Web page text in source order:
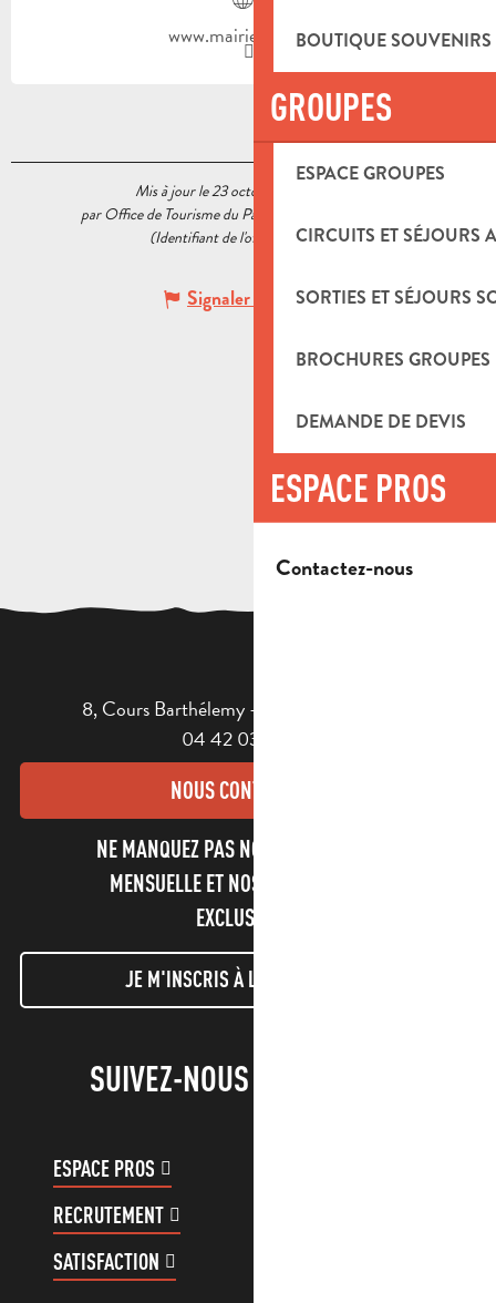
BOUTIQUE
GROUPES
ESPACE GROUPES
CIRCUITS ET SÉJOURS
SORTIES ET SÉJOURS
BROCHURES GROUPES
DEMANDE DE DEVIS
ESPACE PROS
Contactez-nous
www.mairie-auriol.fr
Mis à jour le 23 octobre 2020 à 15:13
par Office de Tourisme du Pays d’Aubagne et de l’Étoile
(Identifiant de l'offre :
5518220)
Signaler une erreur
8, Cours Barthélemy - 13400 AUBAGNE
04 42 03 49 98
NOUS CONTACTER
NE MANQUEZ PAS NOTRE NEWSLETTER
MENSUELLE ET NOS INFORMATIONS
EXCLUSIVES !
JE M'INSCRIS À LA NEWSLETTER
SUIVEZ-NOUS !
ESPACE PROS
RECRUTEMENT
SATISFACTION